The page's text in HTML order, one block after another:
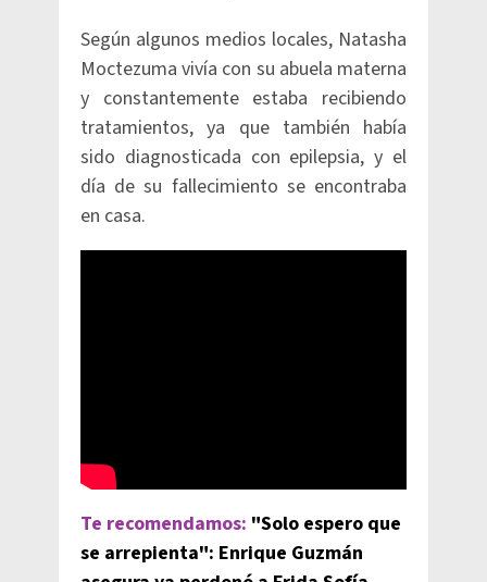
Según algunos medios locales, Natasha
Moctezuma vivía con su abuela materna
y constantemente estaba recibiendo
tratamientos, ya que también había
sido diagnosticada con epilepsia, y el
día de su fallecimiento se encontraba
en casa.
Te recomendamos: "Solo espero que
se arrepienta": Enrique Guzmán